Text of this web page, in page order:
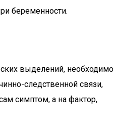
беременности.
выделений, необходимо
следственной связи,
симптом, а на фактор,